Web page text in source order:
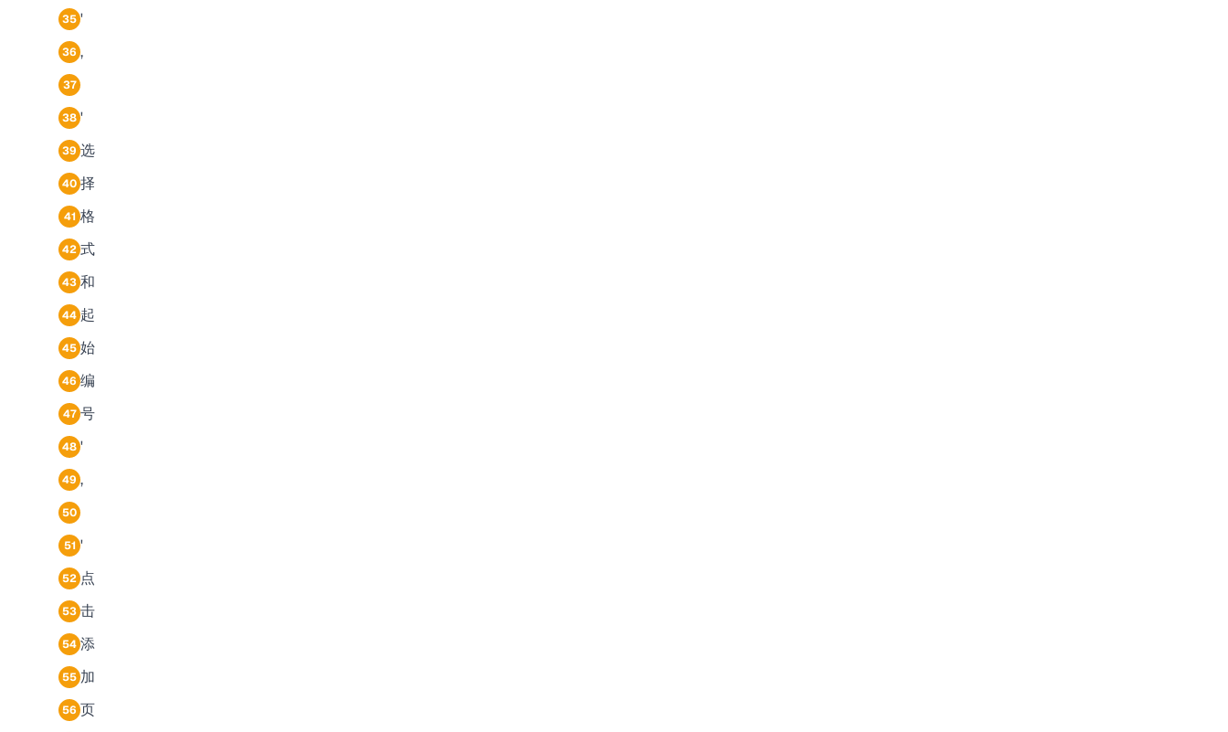
35 '
36 ,
37
38 '
39 选
40 择
41 格
42 式
43 和
44 起
45 始
46 编
47 号
48 '
49 ,
50
51 '
52 点
53 击
54 添
55 加
56 页